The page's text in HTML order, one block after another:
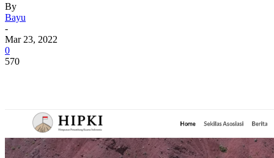
By
Bayu
-
Mar 23, 2022
0
570